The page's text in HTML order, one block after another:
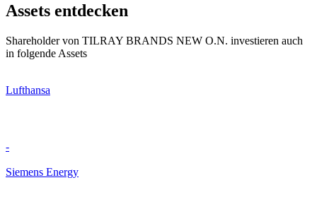
Assets entdecken
Shareholder von TILRAY BRANDS NEW O.N. investieren auch
in folgende Assets
Lufthansa
-
Siemens Energy